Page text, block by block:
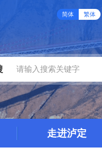
简体 繁体
走进泸定